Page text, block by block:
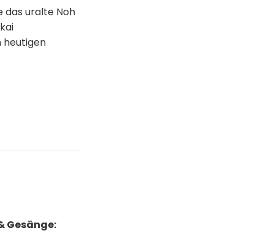
das uralte Noh
heutigen
Gesänge: